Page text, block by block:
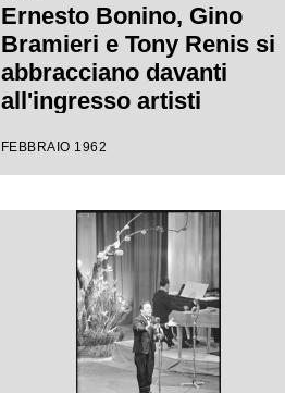
Ernesto Bonino, Gino
Bramieri e Tony Renis si
abbracciano davanti
all'ingresso artisti
Sanremo nei giorni del
FEBBRAIO 1962